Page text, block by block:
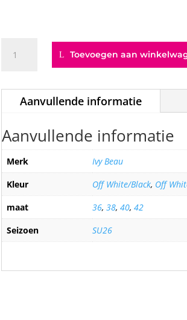
aantal
Toevoegen aan
Aanvullende informatie
Aanvullende informatie
Merk
Ivy Beau
Kleur
Off White/Black, Off
maat
36,38,40,42
Seizoen
SU26